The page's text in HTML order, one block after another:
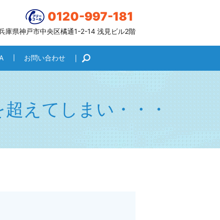
0120-997-181
庫県神戸市中央区橘通1-2-14 浅見ビル2階
お問い合わせ search
えてしまい・・・